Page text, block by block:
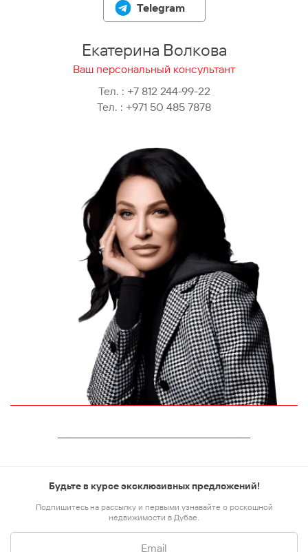
Telegram
Екатерина Волкова
Ваш персональный консультант
Тел. : +7 812 244-99-22
Тел. : +971 50 485 7878
Будьте в курсе эксклюзивных предложений!
Подпишитесь на рассылку и первыми узнавайте о роскошной
недвижимости в Дубае.